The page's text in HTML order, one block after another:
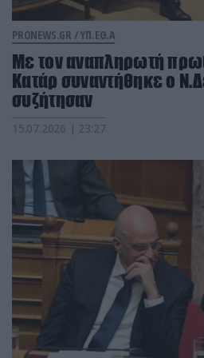
PRONEWS.GR /ΥΠ.ΕΘ.Α
Με τον αναπληρωτή
Κατάρ συναντήθηκε ο
συζήτησαν
15.07.2026 | 23:27